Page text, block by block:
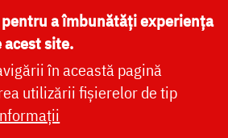
CATEDRALA NAȚIONALĂ
a îmbunătăți experiența
acest site.
în această pagină
utilizării fișierelor de tip